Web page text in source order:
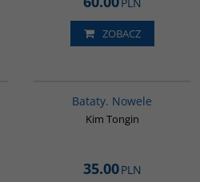
ZOBACZ
Bataty. Nowele
Kim Tongin
35.00PLN